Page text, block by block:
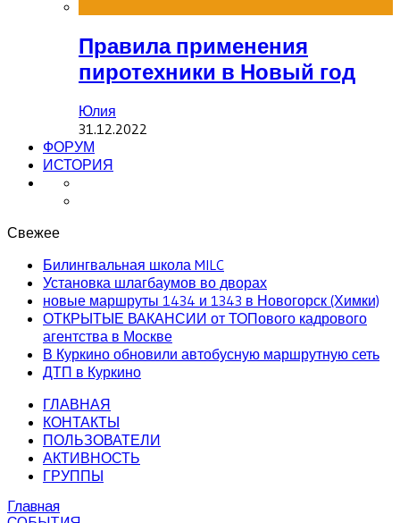
Правила применения
пиротехники в Новый год
Юлия
31.12.2022
ФОРУМ
ИСТОРИЯ
Свежее
Билингвальная школа MILC
Установка шлагбаумов во дворах
новые маршруты 1434 и 1343 в Новогорск (Химки)
ОТКРЫТЫЕ ВАКАНСИИ от ТОПового кадрового
агентства в Москве
В Куркино обновили автобусную маршрутную сеть
ДТП в Куркино
ГЛАВНАЯ
КОНТАКТЫ
ПОЛЬЗОВАТЕЛИ
АКТИВНОСТЬ
ГРУППЫ
Главная